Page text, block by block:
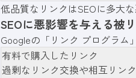
低品質なリンクはSEOに多大
SEOに悪影響を与える被
Googleの「 リンク プログラム
有料で購入したリンク
過剰なリンク交換や相互リンク